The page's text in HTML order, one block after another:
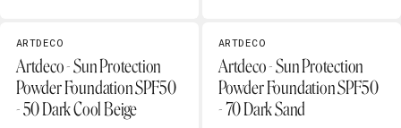
ARTDECO
Artdeco - Sun Protection
Powder Foundation SPF50
- 50 Dark Cool Beige
ARTDECO
Artdeco - Sun Protection
Powder Foundation SPF50
- 70 Dark Sand